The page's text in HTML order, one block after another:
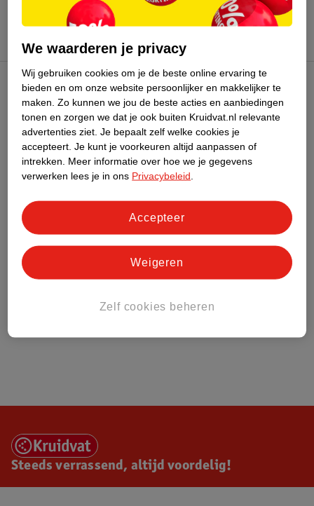
Kruidvat Club
Klantenservice
Over Kruidvat
Steeds verrassend, altijd voordelig!
We waarderen je privacy
Wij gebruiken cookies om je de beste online ervaring te
bieden en om onze website persoonlijker en makkelijker te
maken. Zo kunnen we jou de beste acties en aanbiedingen
tonen en zorgen we dat je ook buiten Kruidvat.nl relevante
advertenties ziet. Je bepaalt zelf welke cookies je
accepteert. Je kunt je voorkeuren altijd aanpassen of
intrekken.
Meer informatie over hoe we je gegevens
verwerken lees je in ons Privacybeleid
Zelf cookies beheren
Weigeren
Accepteer